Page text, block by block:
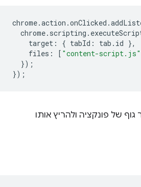
chrome.action .onClicked .
chrome. scripting .
target : { tabId : tab . id },
files : [ "content-script.js"
});
});
של פונקציה ולהריץ אותו